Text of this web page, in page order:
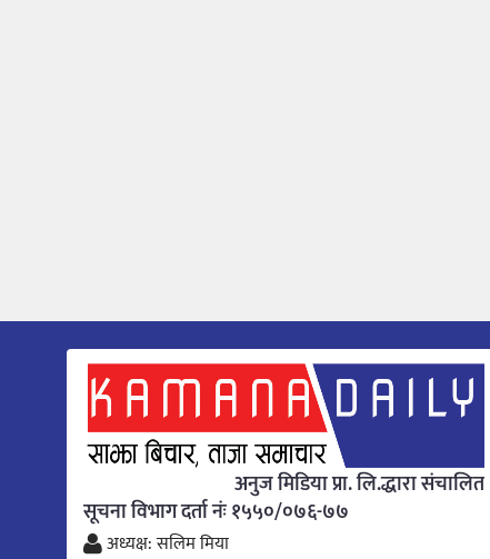
अनुज मिडिया प्रा. लि.द्धारा संचालित
सूचना विभाग दर्ता नंः १५५०/०७६-७७
अध्यक्ष: सलिम मिया